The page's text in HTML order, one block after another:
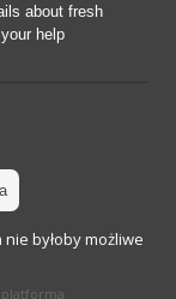
about fresh
help
byłoby możliwe